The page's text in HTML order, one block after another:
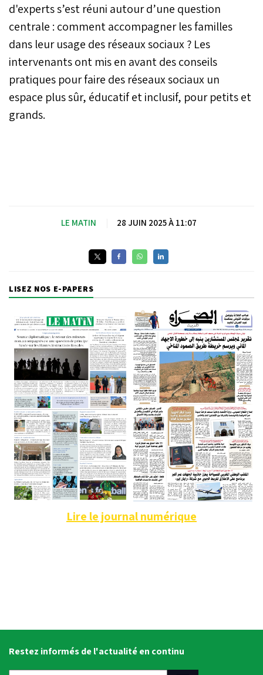
d'experts s’est réuni autour d’une question
centrale : comment accompagner les familles
dans leur usage des réseaux sociaux ? Les
intervenants ont mis en avant des conseils
pratiques pour faire des réseaux sociaux un
espace plus sûr, éducatif et inclusif, pour petits et
grands.
LE MATIN 28 JUIN 2025 À 11:07
LISEZ NOS E-PAPERS
Lire le journal numérique
Restez informés de l'actualité en continu